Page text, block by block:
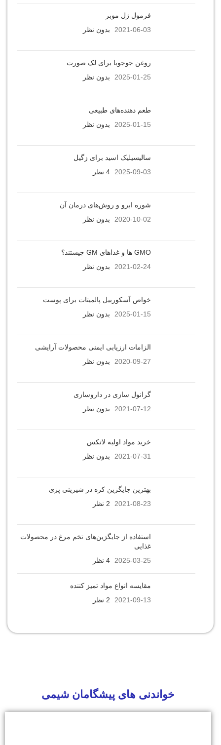
فرمول ژل موبر
2021-06-03
بدون نظر
روغن جوجوبا برای لک صورت
2025-01-25
بدون نظر
طعم دهنده‌های طبیعی
2025-01-15
بدون نظر
سالیسیلیک اسید برای زگیل
2025-09-03 4 نظر
شوره ابرو و روش‌های درمان آن
2020-10-02
بدون نظر
GMO ها و غذاهای GM چیستند؟
2021-02-24
بدون نظر
خواص آسکوربیل پالمیتات برای پوست
2025-01-15
بدون نظر
الزامات ارزیابی ایمنی محصولات آرایشی
2020-09-27
بدون نظر
گرانول سازی در داروسازی
2021-07-12
بدون نظر
خرید مواد اولیه لاتکس
2021-07-31
بدون نظر
بهترین جایگزین کره در شیرینی پزی
2021-08-23
2 نظر
استفاده از جایگزین‌های تخم مرغ در محصولات
غذایی
2025-03-25 4 نظر
مقایسه انواع مواد تمیز کننده
2021-09-13
2 نظر
خواندنی های پیشگامان شیمی